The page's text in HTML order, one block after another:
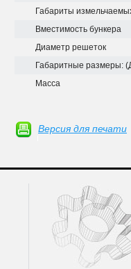
Габариты
Вместимость бункера
Диаметр решеток
Габаритные размеры:
Масса
Версия для печати